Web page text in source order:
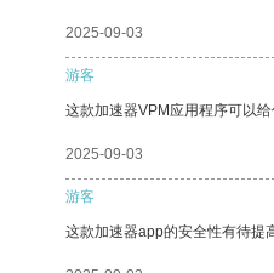
2025-09-03
游客
这款加速器VPM应用程序可以
2025-09-03
游客
这款加速器app的安全性有待提